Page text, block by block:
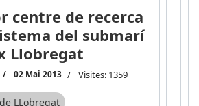
centre de recerca
del submarí
Llobregat
02 Mai 2013 Visites: 1359
LLobregat